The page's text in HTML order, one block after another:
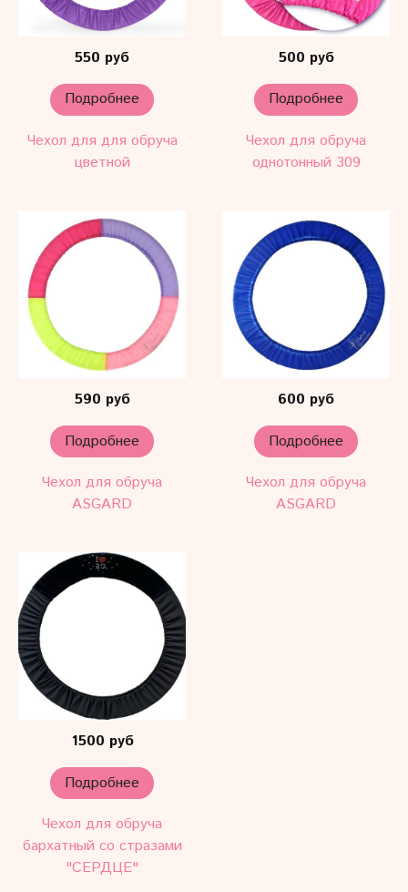
550 руб
Подробнее
Чехол для для обруча
цветной
500 руб
Подробнее
Чехол для обруча
однотонный 309
590 руб
Подробнее
Чехол для обруча
ASGARD
600 руб
Подробнее
Чехол для обруча
ASGARD
1500 руб
Подробнее
Чехол для обруча
бархатный со стразами
"СЕРДЦЕ"